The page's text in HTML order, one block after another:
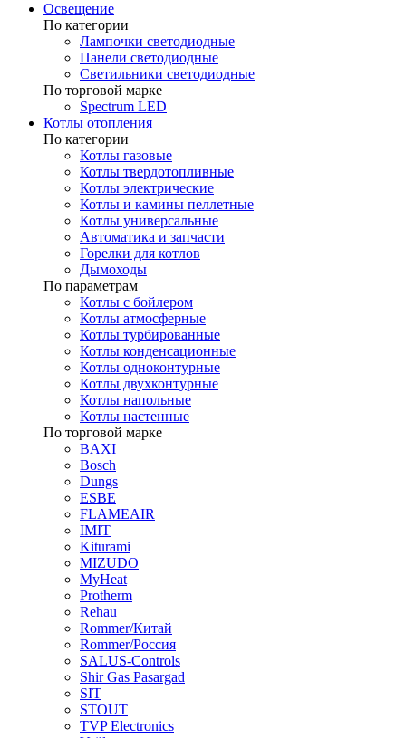
Освещение
По категории
Лампочки светодиодные
Панели светодиодные
Светильники светодиодные
По торговой марке
Spectrum LED
Котлы отопления
По категории
Котлы газовые
Котлы твердотопливные
Котлы электрические
Котлы и камины пеллетные
Котлы универсальные
Автоматика и запчасти
Горелки для котлов
Дымоходы
По параметрам
Котлы с бойлером
Котлы атмосферные
Котлы турбированные
Котлы конденсационные
Котлы одноконтурные
Котлы двухконтурные
Котлы напольные
Котлы настенные
По торговой марке
BAXI
Bosch
Dungs
ESBE
FLAMEAIR
IMIT
Kiturami
MIZUDO
MyHeat
Protherm
Rehau
Rommer/Китай
Rommer/Россия
SALUS-Controls
Shir Gas Pasargad
SIT
STOUT
TVP Electronics